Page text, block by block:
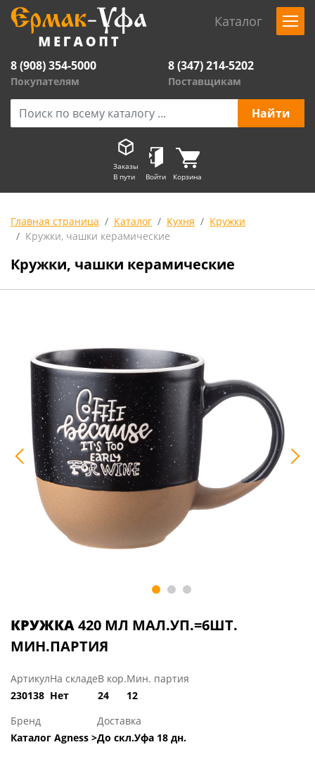
Каталог
8 (908) 354-5000
Покупателям
8 (347) 214-5202
Поставщикам
Заказы
В пути
Войти Корзина
Главная страница Каталог Кухня
Кружки
Кружки, чашки керамические
Кружки, чашки керамические
КРУЖКА420 МЛ МАЛ.УП.=6ШТ.
МИН.ПАРТИЯ
Артикул
230138
На складе
Нет
В кор.
24
Мин. партия
12
Бренд
Каталог Agness >
Доставка
До скл.Уфа 18 дн.